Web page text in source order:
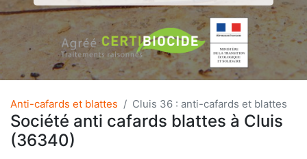
Anti-cafards et blattes Cluis 36 : anti-cafards et blattes
Société anti cafards blattes à Cluis
(36340)